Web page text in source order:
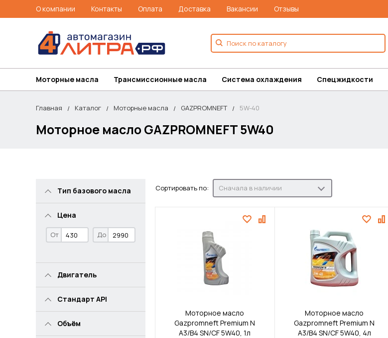
О компании Контакты Оплата Доставка Вакансии Отзывы
Моторные масла Трансмиссионные масла Система охлаждения Спецжидкости
Главная Каталог Моторные масла GAZPROMNEFT 5W-40
Моторное масло GAZPROMNEFT 5W40
Тип базового масла
Цена
От До
Двигатель
Стандарт API
Объём
Сортировать по: Сначала в наличии
Моторное масло
Gazpromneft Premium N
A3/B4 SN/CF 5W40, 1л
Моторное масло
Gazpromneft Premium N
A3/B4 SN/CF 5W40, 4л